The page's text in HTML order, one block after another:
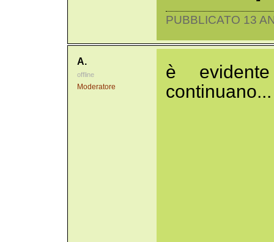
PUBBLICATO 13
A.
offline
Moderatore
è
continuano...